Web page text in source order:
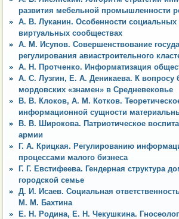
развития мебельной промышленности
А. В. Луканин. Особенности
виртуальных сообществах
А. М. Исупов. Совершенствование
регулирования авиастроительного
А. Н. Протченко. Информатизация
А. С. Лузгин, Е. А. Деникаева. К вопросу
мордовских «знамен» в Средневековье
В. В. Клоков, А. М. Котков.
информационной сущности
В. В. Широкова. Патриотическое
армии
Г. А. Крицкая. Регулированию
процессами малого бизнеса
Г. Г. Евстифеева. Гендерная структура
городской семье
Д. И. Исаев. Социальная
М. М. Бахтина
Е. Н. Родина, Е. Н. Чекушкина.